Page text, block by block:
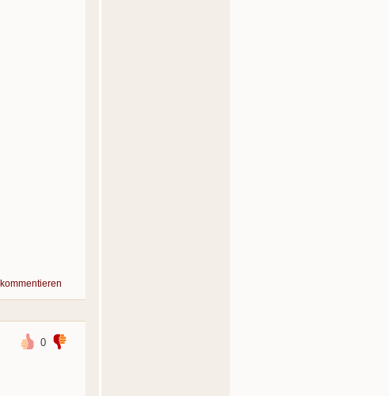
kommentieren
0